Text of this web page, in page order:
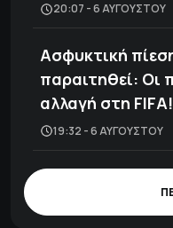
20:07 - 6 ΑΥΓΟΎΣΤΟΥ
Ασφυκτική
παραιτηθεί: Οι
αλλαγή στη FIFA!
19:32 - 6 ΑΥΓΟΎΣΤΟΥ